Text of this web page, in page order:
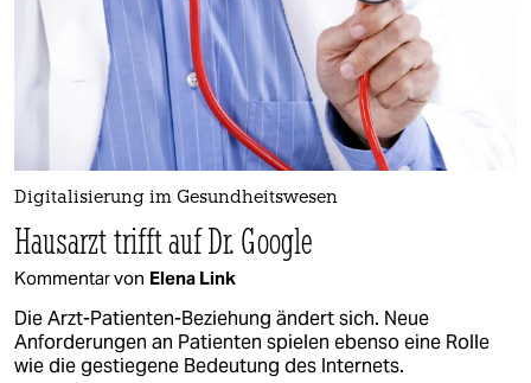
Digitalisierung im Gesundheitswesen
Hausarzt trifft auf Dr. Google
Kommentar von Elena Link
Die Arzt-Patienten-Beziehung ändert sich. Neue
Anforderungen an Patienten spielen ebenso eine Rolle
wie die gestiegene Bedeutung des Internets.